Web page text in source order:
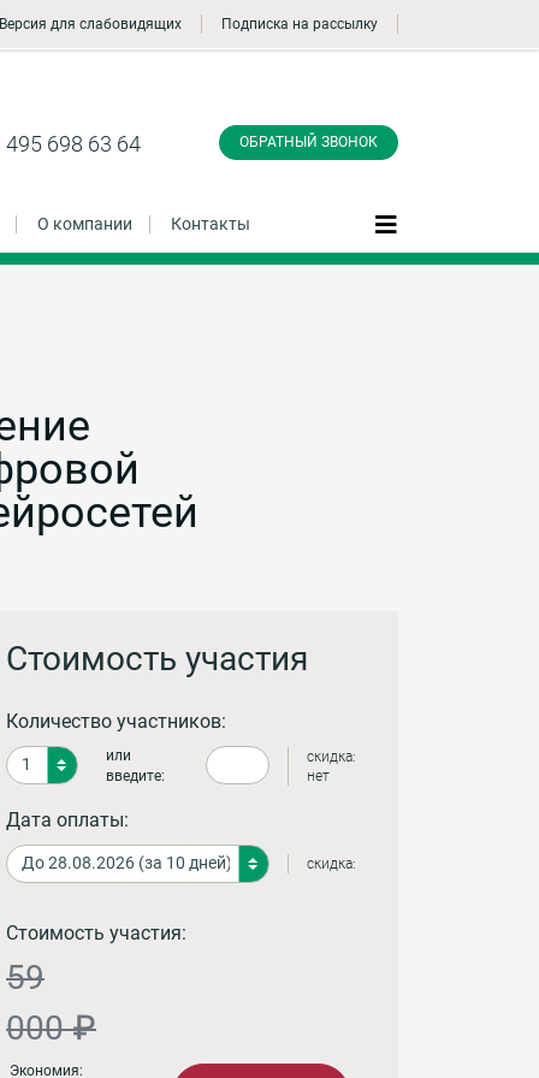
Версия для слабовидящих Подписка на рассылку
495 698 63 64 ОБРАТНЫЙ ЗВОНОК
О компании Контакты
Стоимость участия
Количество участников:
или
введите:
скидка:
нет
Дата оплаты:
скидка:
Стоимость участия:
59
000 ₽
Экономия:
звонок
Заказать